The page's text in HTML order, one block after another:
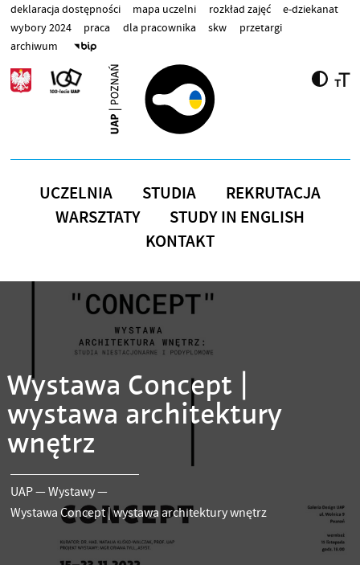
Przejdź do treści
deklaracja dostępności mapa uczelni rozkład zajęć
e-dziekanat
wybory 2024
praca dla pracownika skw
przetargi
archiwum
UCZELNIA STUDIA
REKRUTACJA
WARSZTATY
STUDY IN ENGLISH
KONTAKT
Wystawa Concept |
wystawa architektury
wnętrz
UAP—Wystawy—
Wystawa Concept | wystawa architektury wnętrz